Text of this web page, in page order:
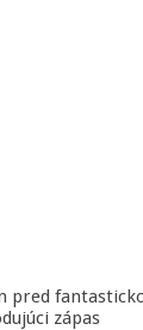
pred
zápas